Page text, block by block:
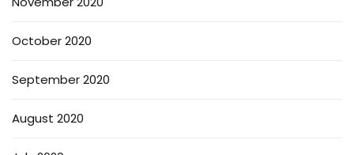
October 2020
September 2020
August 2020